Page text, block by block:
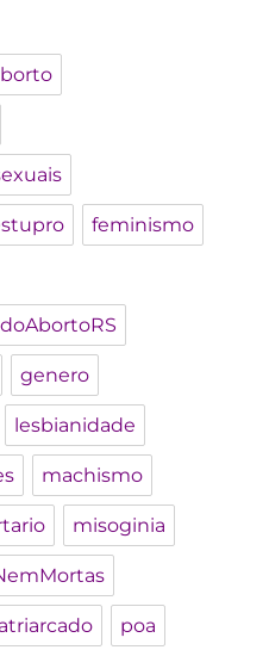
feminismo
genero
lesbianidade
machismo
misoginia
poa